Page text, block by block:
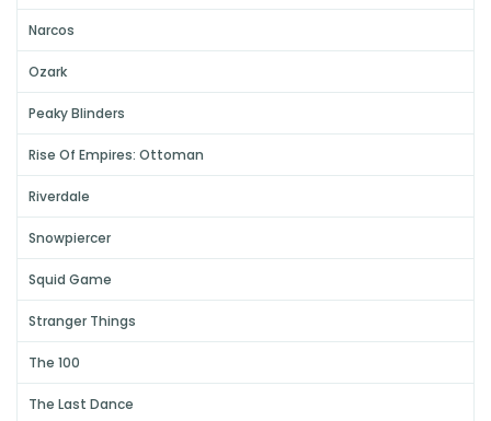
Narcos
Ozark
Peaky Blinders
Rise Of Empires: Ottoman
Riverdale
Snowpiercer
Squid Game
Stranger Things
The 100
The Last Dance